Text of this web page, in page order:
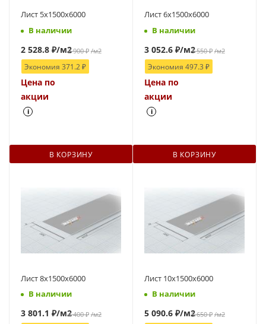
Лист 5х1500х6000
В наличии
2 900₽ /м2
2 528.8 ₽/м2
Экономия 371.2 ₽
Цена по
акции
i
В КОРЗИНУ
Лист 6х1500х6000
В наличии
3 550₽ /м2
3 052.6 ₽/м2
Экономия 497.3 ₽
Цена по
акции
i
В КОРЗИНУ
Лист 8х1500х6000
В наличии
4 400₽ /м2
3 801.1 ₽/м2
Лист 10х1500х6000
В наличии
5 650₽ /м2
5 090.6 ₽/м2